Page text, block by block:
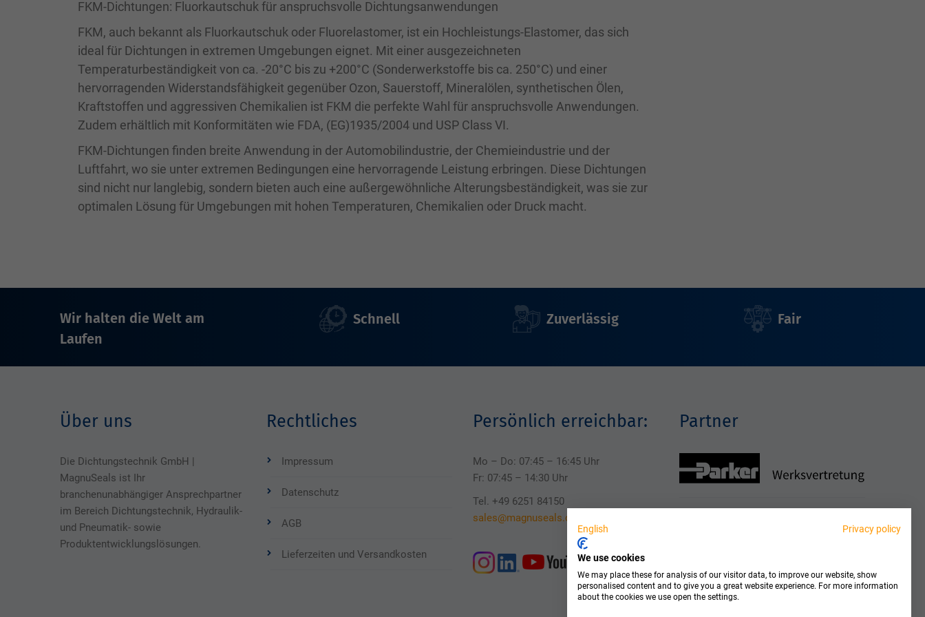
FKM-Dichtungen: Fluorkautschuk für anspruchsvolle Dichtungsanwendungen
FKM, auch bekannt als Fluorkautschuk oder Fluorelastomer, ist ein Hochleistungs-Elastomer, das sich
ideal für Dichtungen in extremen Umgebungen eignet. Mit einer ausgezeichneten
Temperaturbeständigkeit von ca. -20°C bis zu +200°C (Sonderwerkstoffe bis ca. 250°C) und einer
hervorragenden Widerstandsfähigkeit gegenüber Ozon, Sauerstoff, Mineralölen, synthetischen Ölen,
Kraftstoffen und aggressiven Chemikalien ist FKM die perfekte Wahl für anspruchsvolle Anwendungen.
Zudem erhältlich mit Konformitäten wie FDA, (EG)1935/2004 und USP Class VI.
FKM-Dichtungen finden breite Anwendung in der Automobilindustrie, der Chemieindustrie und der
Luftfahrt, wo sie unter extremen Bedingungen eine hervorragende Leistung erbringen. Diese Dichtungen
sind nicht nur langlebig, sondern bieten auch eine außergewöhnliche Alterungsbeständigkeit, was sie zur
optimalen Lösung für Umgebungen mit hohen Temperaturen, Chemikalien oder Druck macht.
Wir halten die Welt am
Laufen
Schnell Zuverlässig Fair
Über uns
Die Dichtungstechnik GmbH |
MagnuSeals ist Ihr
branchenunabhängiger Ansprechpartner
im Bereich Dichtungstechnik, Hydraulik-
und Pneumatik- sowie
Produktentwicklungslösungen.
Rechtliches
Impressum
Datenschutz
AGB
Lieferzeiten und Versandkosten
Persönlich erreichbar:
Mo – Do: 07:45 – 16:45 Uhr
Fr: 07:45 – 14:30 Uhr
Tel. +49 6251 84150
sales@magnuseals.com
Partner
English Privacy policy
We use cookies
We may place these for analysis of our visitor data, to improve our website, show
personalised content and to give you a great website experience. For more information
about the cookies we use open the settings.